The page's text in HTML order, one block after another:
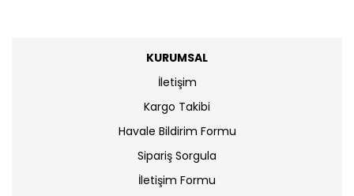
KURUMSAL
İletişim
Kargo Takibi
Havale Bildirim Formu
Sipariş Sorgula
İletişim Formu